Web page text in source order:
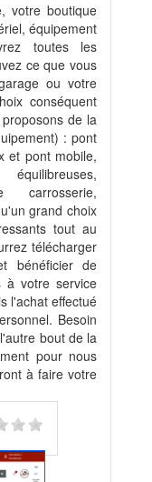
votre boutique
équipement
toutes les
ce que vous
ou votre
conséquent
de la
: pont
et pont mobile,
grand choix
tout au
télécharger
bénéficier de
à votre service
l'achat effectué
Besoin
bout de la
pour nous
à faire votre